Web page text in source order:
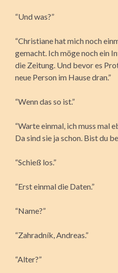
“Und was?”
“Christiane hat mich noch
gemacht. Ich möge noch ein
die Zeitung. Und bevor es
neue Person im Hause dran.”
“Wenn das so ist.”
“Warte einmal, ich muss mal
Da sind sie ja schon. Bist du
“Schieß los.”
“Erst einmal die Daten.”
“Name?”
“Zahradník, Andreas.”
“Alter?”